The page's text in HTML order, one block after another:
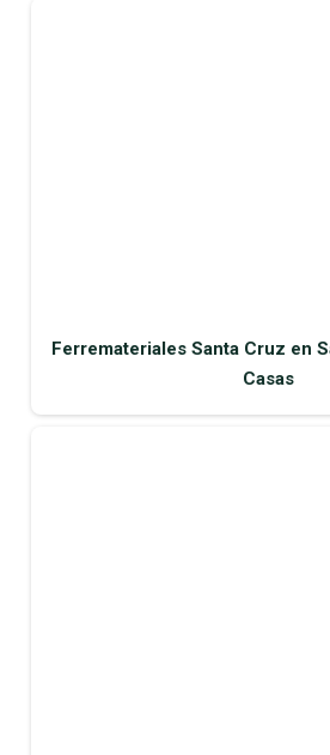
Ferremateriales Santa Cruz en
Casas